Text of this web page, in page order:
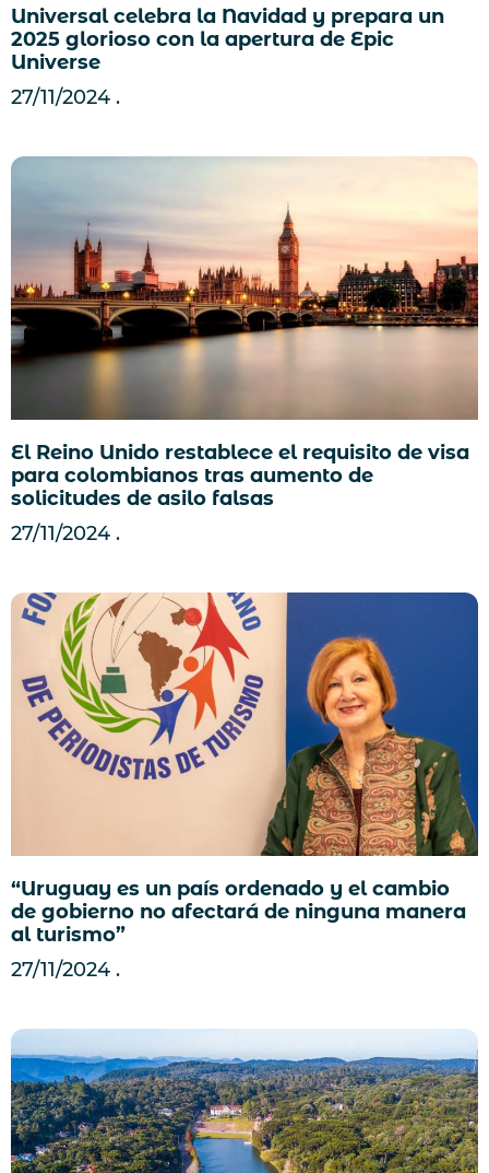
Universal celebra la Navidad y prepara un
2025 glorioso con la apertura de Epic
Universe
27/11/2024
El Reino Unido restablece el requisito de visa
para colombianos tras aumento de
solicitudes de asilo falsas
27/11/2024
“Uruguay es un país ordenado y el cambio
de gobierno no afectará de ninguna manera
al turismo”
27/11/2024